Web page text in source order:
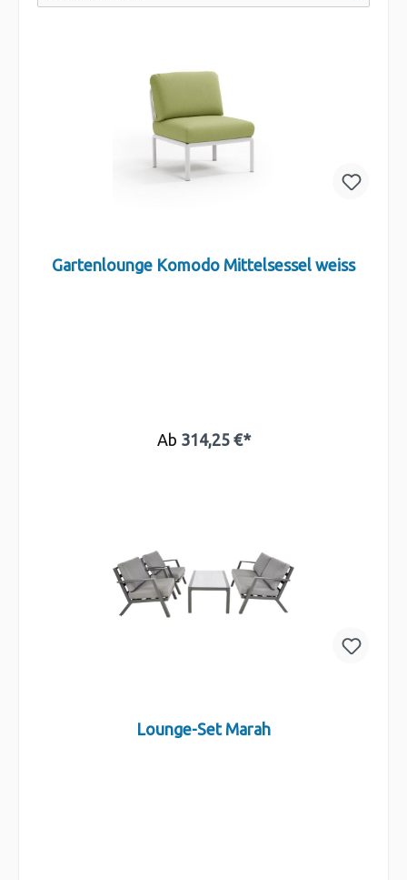
Gartenlounge Komodo Mittelsessel weiss
Ab 314,25 €*
Lounge-Set Marah